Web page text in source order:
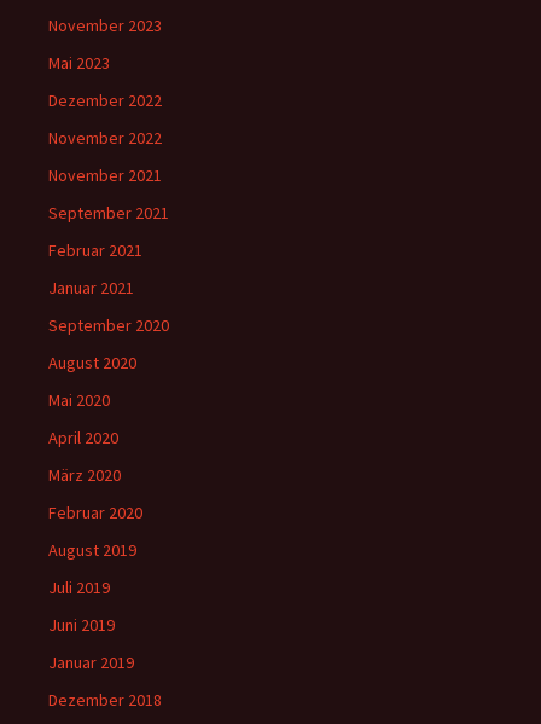
November 2023
Mai 2023
Dezember 2022
November 2022
November 2021
September 2021
Februar 2021
Januar 2021
September 2020
August 2020
Mai 2020
April 2020
März 2020
Februar 2020
August 2019
Juli 2019
Juni 2019
Januar 2019
Dezember 2018